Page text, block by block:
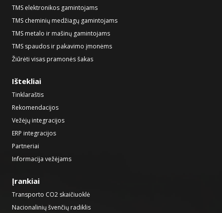
TMS elektronikos gamintojams
TMS cheminių medžiagų gamintojams
TMS metalo ir mašinų gamintojams
TMS spaudos ir pakavimo įmonėms
Žiūrėti visas pramonės šakas
Ištekliai
Tinklaraštis
Rekomendacijos
Vežėjų integracijos
ERP integracijos
Partneriai
Informacija vežėjams
Įrankiai
Transporto CO2 skaičiuoklė
Nacionalinių švenčių radiklis